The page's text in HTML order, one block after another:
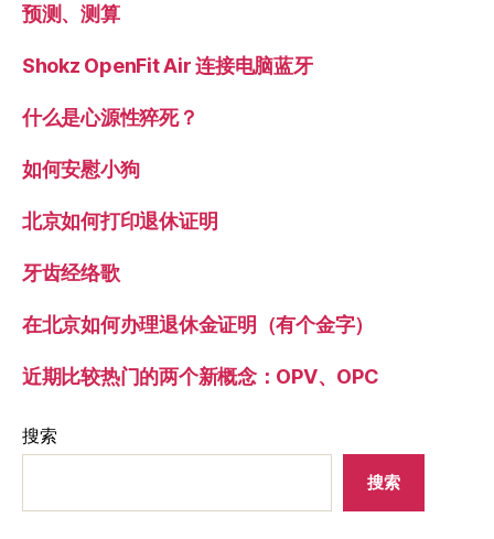
预测、测算
Shokz OpenFit Air 连接电脑蓝牙
什么是心源性猝死？
如何安慰小狗
北京如何打印退休证明
牙齿经络歌
在北京如何办理退休金证明（有个金字）
近期比较热门的两个新概念：OPV、OPC
搜索
搜索